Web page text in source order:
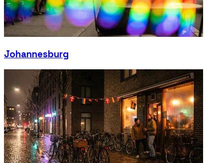
Johannesburg